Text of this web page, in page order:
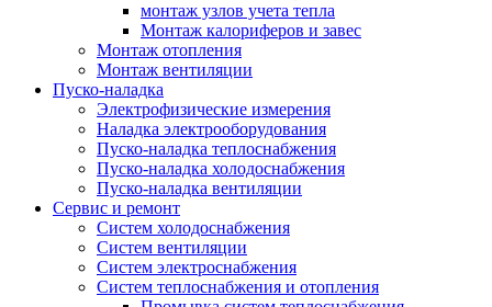
монтаж узлов учета тепла
Монтаж калориферов и завес
Монтаж отопления
Монтаж вентиляции
Пуско-наладка
Электрофизические измерения
Наладка электрооборудования
Пуско-наладка теплоснабжения
Пуско-наладка холодоснабжения
Пуско-наладка вентиляции
Сервис и ремонт
Систем холодоснабжения
Систем вентиляции
Систем электроснабжения
Систем теплоснабжения и отопления